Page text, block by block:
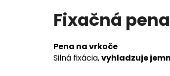
produktu
je
z
5
hvězdiček.
Fixačná
Pena na vrkoče
Silná fixácia,vyhladzuje
HLEDAT